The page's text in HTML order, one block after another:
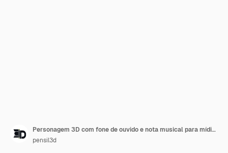
Personagem 3D com fone de ouvido e nota musical para mídia social de aplicativos móveis da web UI UX
pensil3d